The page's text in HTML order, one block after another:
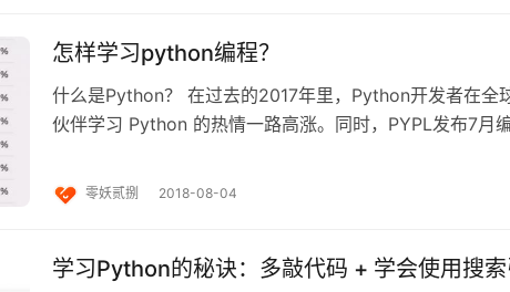
__init__.py subA.py subSubModules/ __init__.py
怎样学习python编程？
什么是Python？ 在过去的2017年里，Python开发者在全
伙伴学习 Python 的热情一路高涨。同时，PYPL发布7月
零妖贰捌 2018-08-04
学习Python的秘诀：多敲代码 + 学会使用搜